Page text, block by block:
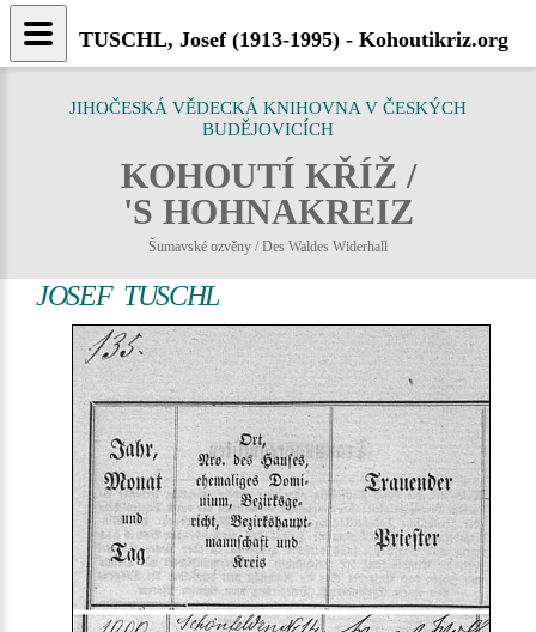
JIHOČESKÁ VĚDECKÁ KNIHOVNA V ČESKÝCH
BUDĚJOVICÍCH
KOHOUTÍ KŘÍŽ /
'S HOHNAKREIZ
Šumavské ozvěny / Des Waldes Widerhall
JOSEF TUSCHL
TUSCHL, Josef (1913-1995) - Kohoutikriz.org